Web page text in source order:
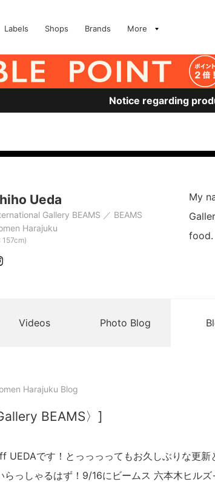
Labels Shops Brands More
Notice regarding
Ueda
Gallery BEAMS
BEAMS
Harajuku
157cm)
My
food.
Videos Photo Blog
Harajuku Blog
BEAMS〉]
UEDAです！とっっっってもお久しぶりな更新
らっしゃるはず！9/16にビームス 六本木ヒル